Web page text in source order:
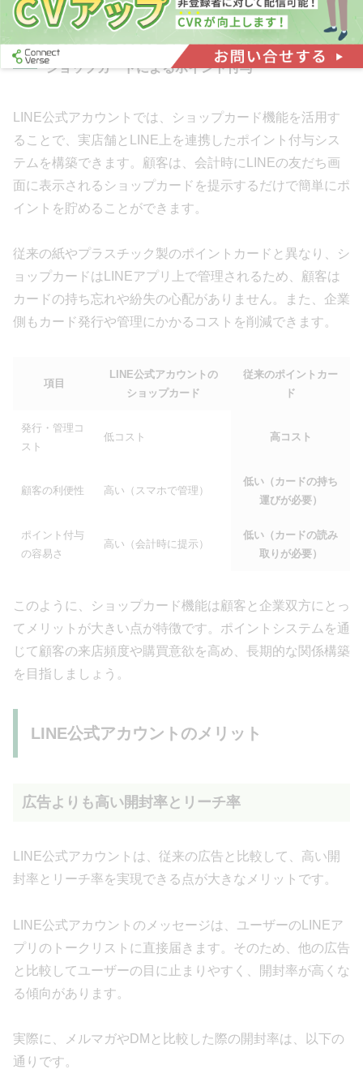
店・購買を促進し、売上アップを目指しましょう。
ショップカードによるポイント付与
LINE公式アカウントでは、ショップカード機能を活用す
ることで、実店舗とLINE上を連携したポイント付与シス
テムを構築できます。顧客は、会計時にLINEの友だち画
面に表示されるショップカードを提示するだけで簡単にポ
イントを貯めることができます。
従来の紙やプラスチック製のポイントカードと異なり、シ
ョップカードはLINEアプリ上で管理されるため、顧客は
カードの持ち忘れや紛失の心配がありません。また、企業
側もカード発行や管理にかかるコストを削減できます。
項目
LINE公式アカウントの
ショップカード
従来のポイントカー
ド
発行・管理コ
スト
低コスト 高コスト
顧客の利便性 高い（スマホで管理）
低い（カードの持ち
運びが必要）
ポイント付与
の容易さ
高い（会計時に提示）
低い（カードの読み
取りが必要）
このように、ショップカード機能は顧客と企業双方にとっ
てメリットが大きい点が特徴です。ポイントシステムを通
じて顧客の来店頻度や購買意欲を高め、長期的な関係構築
を目指しましょう。
LINE公式アカウントのメリット
広告よりも高い開封率とリーチ率
LINE公式アカウントは、従来の広告と比較して、高い開
封率とリーチ率を実現できる点が大きなメリットです。
LINE公式アカウントのメッセージは、ユーザーのLINEア
プリのトークリストに直接届きます。そのため、他の広告
と比較してユーザーの目に止まりやすく、開封率が高くな
る傾向があります。
実際に、メルマガやDMと比較した際の開封率は、以下の
通りです。